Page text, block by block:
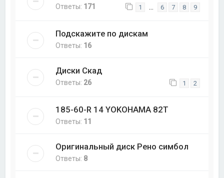
Ответы: 171 1 … 6 7 8 9
Подскажите по дискам
Ответы: 16
Диски Скад
Ответы: 26 1 2
185-60-R 14 YOKOHAMA 82T
Ответы: 11
Оригинальный диск Рено симбол
Ответы: 8